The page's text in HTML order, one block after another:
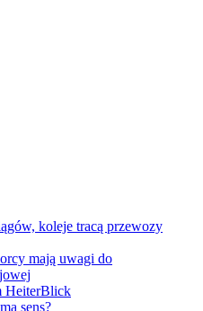
koleje tracą przewozy
mają uwagi do
HeiterBlick
sens?